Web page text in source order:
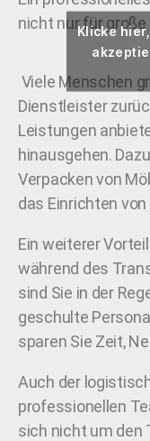
nicht nur für
Klicke
Viele Menschen
Dienstleister
Leistungen
hinausgehen.
Verpacken von
das Einrichten
Ein weiterer
während des
sind Sie in der
geschulte
sparen Sie Zeit,
Auch der
professionellen
sich nicht um den